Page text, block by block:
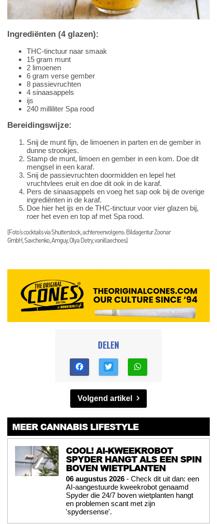
Ingrediënten (4 glazen):
THC-tinctuur naar smaak
15 gram munt
2 limoenen
6 gram verse gember
8 passievruchten
4 sinaasappels
ijs
240 milliliter Spa rood
Bereidingswijze:
Snij de munt fijn, de limoenen in parten en de gember in
dunne strookjes.
Stamp de munt, limoen en gember in een kom. Doe dit
mengsel in een karaf.
Snij de passievruchten doormidden en lepel het
vruchtvlees eruit en doe dit ook in de karaf.
Pers de sinaasappels en voeg het sap ook bij de overige
ingrediënten in de karaf.
Doe hier het ijs en de THC-tinctuur voor vier glazen bij,
roer het even en top af met Spa rood.
[Foto’s cocktails via Shutterstock, achtereenvolgens: Bildagentur Zoonar
GmbH, Savchenko, Amguy, Olya Detry, vanillaechoes]
DELEN
Volgend artikel
MEER CANNABIS LIFESTYLE
COOL! AI-KWEEKROBOT
SPYDER HANGT ALS EEN SPIN
BOVEN WIETPLANTEN
06 augustus 2026 - Check dit uit dan: een
AI-aangestuurde kweekrobot genaamd
Spyder die 24/7 boven wietplanten hangt
en problemen scant met zijn
'spydersense'.